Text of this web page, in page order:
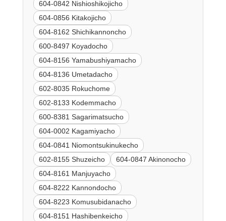
604-0842 Nishioshikojicho
604-0856 Kitakojicho
604-8162 Shichikannoncho
600-8497 Koyadocho
604-8156 Yamabushiyamacho
604-8136 Umetadacho
602-8035 Rokuchome
602-8133 Kodemmacho
600-8381 Sagarimatsucho
604-0002 Kagamiyacho
604-0841 Niomontsukinukecho
602-8155 Shuzeicho
604-0847 Akinonocho
604-8161 Manjuyacho
604-8222 Kannondocho
604-8223 Komusubidanacho
604-8151 Hashibenkeicho